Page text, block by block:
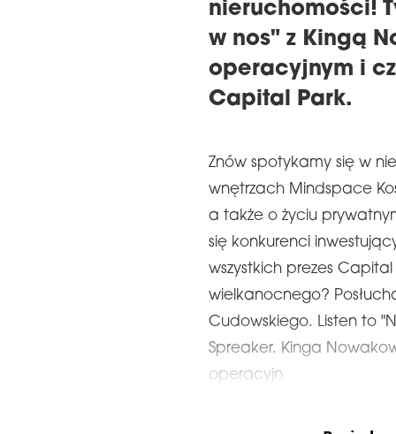
nieruchomości!
w nos" z Kingą
operacyjnym i
Capital Park.
Znów spotykamy się w
wnętrzach Mindspace
a także o życiu
się konkurenci
wszystkich prezes
wielkanocnego?
Cudowskiego. Listen to
Spreaker. Kinga
operacyjn